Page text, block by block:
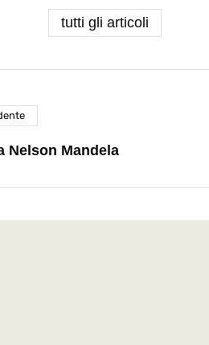
tutti gli articoli
Nelson Mandela